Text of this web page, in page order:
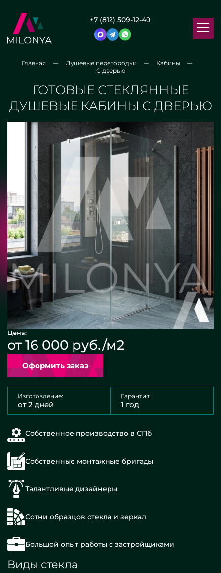
+7 (812) 509-12-40
Главная Душевые перегородки
Кабины
С дверью
ГОТОВЫЕ СТЕКЛЯННЫЕ
ДУШЕВЫЕ КАБИНЫ С ДВЕРЬЮ
Цена:
от 16 000 руб./м2
Оформить заказ
Изготовление:
от 2 дней
Гарантия:
1 год
Собственное производство в СПб
Собственные монтажные бригады
Талантливые дизайнеры
Сотни образцов стекла и зеркал
Большой опыт работы с застройщиками
Виды стекла